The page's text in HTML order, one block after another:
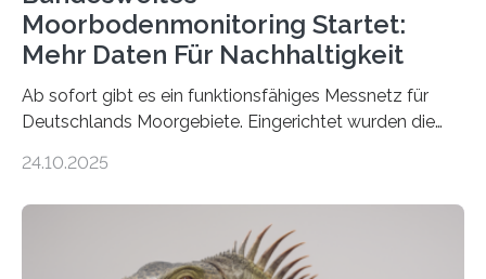
Moorbodenmonitoring Startet:
Mehr Daten Für Nachhaltigkeit
Ab sofort gibt es ein funktionsfähiges Messnetz für
Deutschlands Moorgebiete. Eingerichtet wurden die
vergangenen fünf Jahren von Wissenschaftlerinnen
heutigen Donnerstag übergeben sie ihren Bericht zur
Aufbauphase an den Auftraggeber, das
24.10.2025